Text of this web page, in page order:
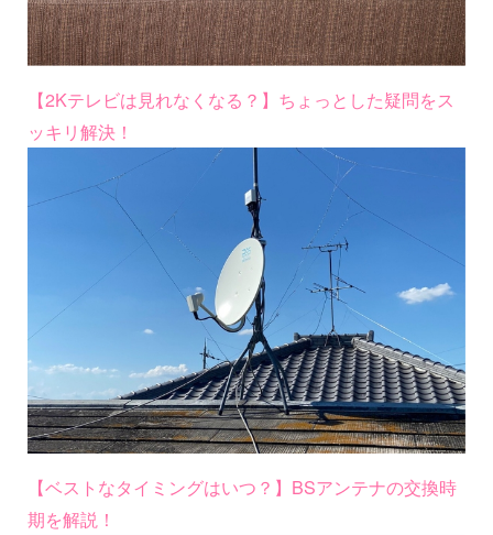
【2Kテレビは見れなくなる？】ちょっとした疑問をス
ッキリ解決！
【ベストなタイミングはいつ？】BSアンテナの交換時
期を解説！